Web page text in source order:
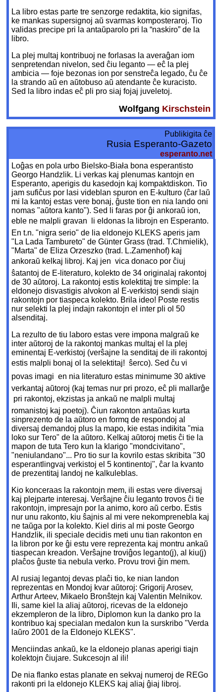
La libro estas parte tre senzorge redaktita, kio signifas,
ke mankas supersignoj aŭ svarmas komposteraroj. Tio
validas precipe pri la antaŭparolo pri la “naskiro” de la
libro.
La plej multaj kontribuoj ne forlasas la averaĝan iom
senpretendan nivelon, sed ĉiu leganto — eĉ la plej
ambicia — foje bezonas ion por senstreĉa legado, ĉu ĉe
la strando aŭ en aŭtobuso aŭ atendante ĉe kuracisto.
Sed la libro indas eĉ pli pro siaj fojaj juveletoj.
Wolfgang Kirschstein
Publikigita ĉe
Rusia Esperanto-Gazeto
esperanto.net
Loĝas en pola urbo Bielsko-Biała bona esperantisto
Georgo Handzlik. Li verkas kaj plenumas kantojn en
Esperanto, aperigis du kasedojn kaj kompaktdiskon. Tio
jam sufiĉus por lasi videblan spuron en E-kulturo (ĉar laŭ
mi la kantoj estas vere bonaj, ĝuste tion en nia lando oni
nomas "aŭtora kanto"). Sed li faras por ĝi ankoraŭ ion,
eble ne malpli gravan  li eldonas la librojn en Esperanto.
En t.n. "nigra serio" de lia eldonejo KLEKS aperis jam
"La Lada Tambureto" de Günter Grass (trad. T.Chmielik),
"Marta" de Eliza Orzeszko (trad. L.Zamenhof) kaj
ankoraŭ kelkaj libroj. Kaj jen  vica donaco por ĉiuj
ŝatantoj de E-literaturo, kolekto de 34 originalaj rakontoj
de 30 aŭtoroj. La rakontoj estis kolektitaj tre simple: la
eldonejo disvastigis alvokon al E-verkistoj sendi siajn
rakontojn por tiaspeca kolekto. Brila ideo! Poste restis
nur selekti la plej indajn rakontojn el inter pli ol 50
alsenditaj.
La rezulto de tiu laboro estas vere impona malgraŭ ke
inter aŭtoroj de la rakontoj mankas multaj el la plej
eminentaj E-verkistoj (verŝajne la senditaj de ili rakontoj
estis malpli bonaj ol la selektitaj!  ŝerco). Sed ĉu vi
povas imagi  en nia literaturo estas minimume 30 aktive
verkantaj aŭtoroj (kaj temas nur pri prozo, eĉ pli mallarĝe
 pri rakontoj, ekzistas ja ankaŭ ne malpli multaj
romanistoj kaj poetoj). Ĉiun rakonton antaŭas kurta
sinprezento de la aŭtoro en formq de respondoj al
diversaj demandoj plus la mapo, kie estas indikita "mia
loko sur Tero" de la aŭtoro. Kelkaj aŭtoroj metis ĉi tie la
mapon de tuta Tero kun la klarigo "mondcivitano",
"neniulandano"... Pro tio sur la kovrilo estas skribita "30
esperantlingvaj verkistoj el 5 kontinentoj", ĉar la kvanto
de prezentitaj landoj ne kalkuleblas.
Kio konceraas la rakontojn mem, ili estas vere diversaj
kaj plejparte interesaj. Verŝajne ĉiu leganto trovos ĉi tie
rakontojn, impresajn por la animo, koro aŭ cerbo. Estis
nur unu rakonto, kiu ŝajnis al mi vere nekomprenebla kaj
ne taŭga por la kolekto. Kiel diris al mi poste Georgo
Handzlik, ili speciale decidis meti unu tian rakonton en
la libron por ke ĝi estu vere reprezenta kaj montru ankaŭ
tiaspecan kreadon. Verŝajne troviĝos leganto(j), al kiu(j)
plaĉos ĝuste tia nebula verko. Provu trovi ĝin mem.
Al rusiaj legantoj devas plaĉi tio, ke nian landon
reprezentas en Mondoj kvar aŭtoroj: Grigorij Arosev,
Arthur Arteev, Mikaelo Bronŝtejn kaj Valentin Melnikov.
Ili, same kiel la aliaj aŭtoroj, ricevas de la eldonejo
ekzempleron de la libro, Diplomon kun la danko pro la
kontribuo kaj specialan medalon kun la surskribo "Verda
laŭro 2001 de la Eldonejo KLEKS".
Menciindas ankaŭ, ke la eldonejo planas aperigi tiajn
kolektojn ĉiujare. Sukcesojn al ili!
De nia flanko estas planate en sekvaj numeroj de REGo
rakonti pri la eldonejo KLEKS kaj aliaj ĝiaj libroj.